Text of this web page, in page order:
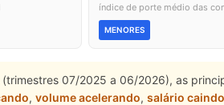
índice de porte médio das
MENORES
(trimestres 07/2025 a 06/2026), as
, volume acelerando, salário caindo